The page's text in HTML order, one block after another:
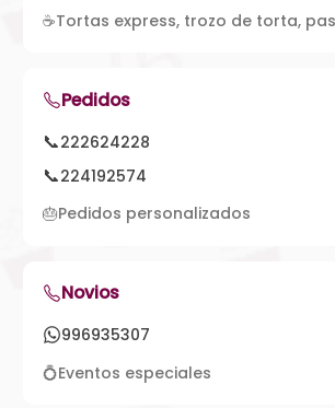
☕Tortas express, trozo de torta,
Pedidos
📞222624228
📞224192574
🎂Pedidos personalizados
Novios
996935307
💍Eventos especiales